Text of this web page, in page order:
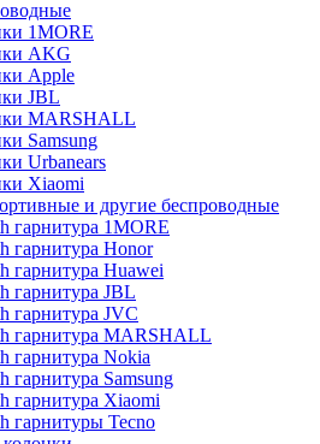
1MORE
AKG
Apple
JBL
MARSHALL
Samsung
Urbanears
Xiaomi
и другие беспроводные
гарнитура 1MORE
гарнитура Honor
гарнитура Huawei
гарнитура JBL
гарнитура JVC
гарнитура MARSHALL
гарнитура Nokia
гарнитура Samsung
гарнитура Xiaomi
гарнитуры Tecno